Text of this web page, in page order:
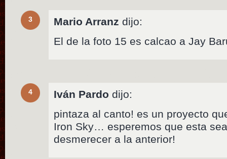
3 Mario Arranz dijo:
El de la foto 15 es calcao a Jay
4 Iván Pardo dijo:
pintaza al canto! es un proyecto
Iron Sky… esperemos que esta
desmerecer a la anterior!